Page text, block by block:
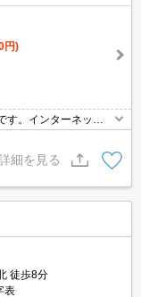
円)
。インターネット
1坪浴室、追焚機
など設備充実。TV
住まいいただけま
細を見る
徒歩8分
表